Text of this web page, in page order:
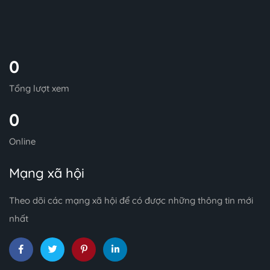
0
Tổng lượt xem
0
Online
Mạng xã hội
Theo dõi các mạng xã hội để có được những thông tin mới
nhất